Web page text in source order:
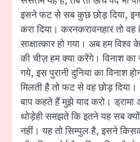
इसने फट से सब कुछ छोड़ दिया,
करा दिया। करनकरावनहार तो
साक्षात्कार हो गया। अब हम
की चीज़ हम क्या करेंगे। विनाश का
गये, इस पुरानी दुनिया का विनाश
मिलती है तो फट से वह छोड़
बाप कहते हैं मुझे याद करो। ड्रामा
थोड़ेही समझते कि इतने यह सब
नहीं। यह तो सिम्पुल है, इसने